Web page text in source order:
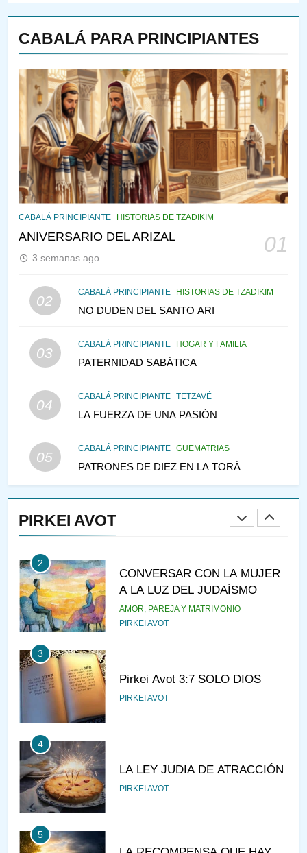
CABALÁ PARA PRINCIPIANTES
CABALÁ PRINCIPIANTE HISTORIAS DE TZADIKIM
ANIVERSARIO DEL ARIZAL 01
3 semanas ago
02
CABALÁ PRINCIPIANTE HISTORIAS DE TZADIKIM
NO DUDEN DEL SANTO ARI
03
CABALÁ PRINCIPIANTE HOGAR Y FAMILIA
PATERNIDAD SABÁTICA
04
CABALÁ PRINCIPIANTE TETZAVÉ
LA FUERZA DE UNA PASIÓN
05
CABALÁ PRINCIPIANTE GUEMATRIAS
PATRONES DE DIEZ EN LA TORÁ
PIRKEI AVOT
144
¿QUIÉN ES SABIO? EL QUE
VE LO QUE VA A NACER
PENSAMIENTO JUDÍO PIRKEI AVOT
145
CABALÁ Y JASIDUT: EL
CONSEJO DE LOS PADRES
146
TEMPLO Y LA ALEGRÍA EN
VEAMOS ¿POR QUÉ
IEHOSHÚA? Y LA QUEJA DE
1
RAZI ¿QUIÉN ES SABIO?
2
CONVERSAR CON LA MUJER
A LA LUZ DEL JUDAÍSMO
AMOR, PAREJA Y MATRIMONIO
PIRKEI AVOT
3
Pirkei Avot 3:7 SOLO DIOS
PIRKEI AVOT
4
LA LEY JUDIA DE ATRACCIÓN
PIRKEI AVOT
5